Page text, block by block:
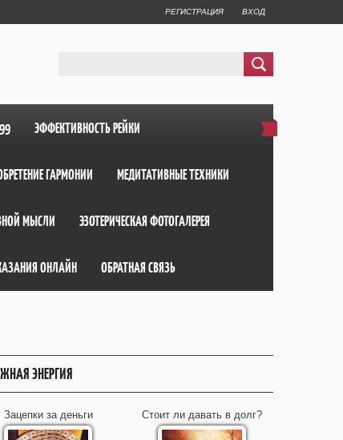
РЕГИСТРАЦИЯ ВХОД
ЭФФЕКТИВНОСТЬ РЕЙКИ
ГАРМОНИИ МЕДИТАТИВНЫЕ ТЕХНИКИ
МЫСЛИ ЭЗОТЕРИЧЕСКАЯ ФОТОГАЛЕРЕЯ
ОНЛАЙН ОБРАТНАЯ СВЯЗЬ
ЭНЕРГИЯ
Зацепки за деньги Стоит ли давать в долг?